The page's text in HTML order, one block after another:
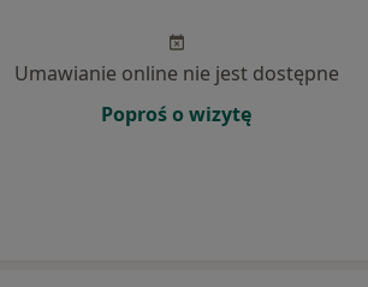
Umawianie online nie jest dostępne
Poproś o wizytę